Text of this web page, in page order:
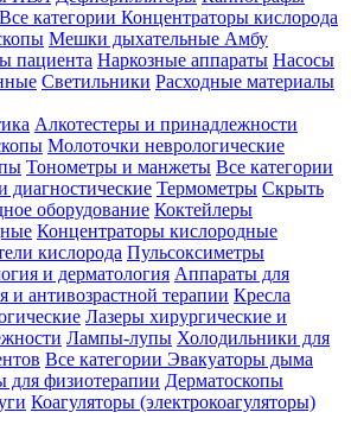
Все категории Концентраторы кислорода
Мешки дыхательные Амбу
пациента Наркозные аппараты Насосы
Светильники Расходные материалы
Алкотестеры и принадлежности
Молоточки неврологические
Тонометры и манжеты Все категории
диагностические Термометры Скрыть
оборудование Коктейлеры
Концентраторы кислородные
кислорода Пульсоксиметры
и дерматология Аппараты для
и антивозрастной терапии Кресла
Лазеры хирургические и
Лампы-лупы Холодильники для
Все категории Эвакуаторы дыма
для физиотерапии Дерматоскопы
Коагуляторы (электрокоагуляторы)